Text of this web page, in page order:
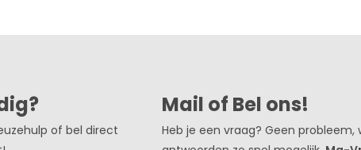
of bel direct
Mail of Bel ons!
Heb je een vraag? Geen probleem,